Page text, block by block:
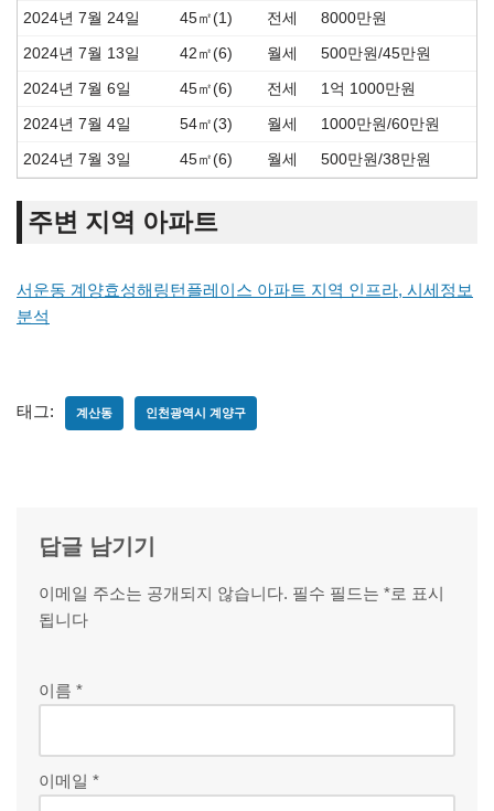
2024년 7월 24일 45㎡(1) 전세 8000만원
2024년 7월 13일 42㎡(6) 월세 500만원/45만원
2024년 7월 6일 45㎡(6) 전세 1억 1000만원
2024년 7월 4일 54㎡(3) 월세 1000만원/60만원
2024년 7월 3일 45㎡(6) 월세 500만원/38만원
주변 지역 아파트
서운동 계양효성해링턴플레이스 아파트 지역 인프라, 시세정보
분석
태그: 계산동 인천광역시 계양구
답글 남기기
이메일 주소는 공개되지 않습니다. 필수 필드는 *로 표시
됩니다
이름 *
이메일 *